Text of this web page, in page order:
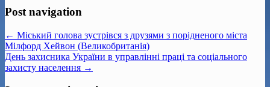
Post navigation
← Міський голова зустрівся з друзями з порідненого міста
Мілфорд Хейвон (Великобританія)
День захисника України в управлінні праці та соціального
захисту населення →